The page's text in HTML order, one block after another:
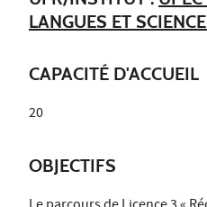
LANGUES ET
CAPACITÉ D'ACCUEIL
20
OBJECTIFS